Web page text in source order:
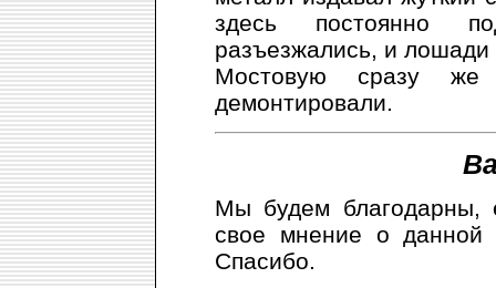
здесь постоянно
разъезжались, и лошади
Мостовую сразу же
демонтировали.
Мы будем благодарны,
свое мнение о данной
Спасибо.